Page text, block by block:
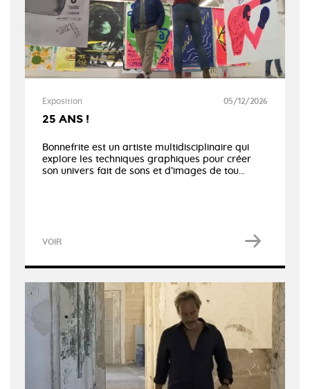
Exposition 05/12/2026
25 ANS !
Bonnefrite est un artiste multidisciplinaire qui
explore les techniques graphiques pour créer
son univers fait de sons et d’images de tou...
VOIR